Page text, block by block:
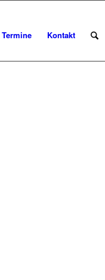
Termine Kontakt